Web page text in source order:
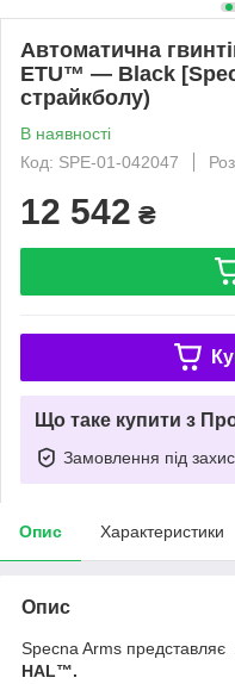
Автоматична
ETU™ — Black
страйкболу)
В наявності
Код: SPE-01-042047
12 542 ₴
Що таке купити з
Замовлення під
Опис Характеристики
Опис
Specna Arms представляє
HAL™.